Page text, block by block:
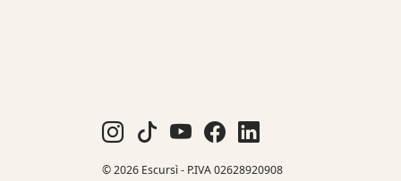
© 2026 Escursì - P.IVA 02628920908